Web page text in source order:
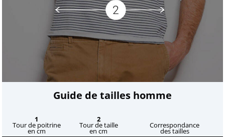
Guide de tailles homme
1
Tour de poitrine
en cm
2
Tour de taille
en cm
Correspondance
des tailles